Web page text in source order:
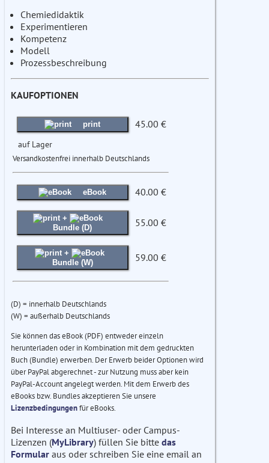
Chemiedidaktik
Experimentieren
Kompetenz
Modell
Prozessbeschreibung
KAUFOPTIONEN
print 45.00 €
auf Lager
Versandkostenfrei innerhalb Deutschlands
eBook 40.00 €
+
Bundle (D)
55.00 €
+
Bundle (W)
59.00 €
(D) = innerhalb Deutschlands
(W) = außerhalb Deutschlands
Sie können das eBook (PDF) entweder einzeln
herunterladen oder in Kombination mit dem gedruckten
Buch (Bundle) erwerben. Der Erwerb beider Optionen wird
über PayPal abgerechnet - zur Nutzung muss aber kein
PayPal-Account angelegt werden. Mit dem Erwerb des
eBooks bzw. Bundles akzeptieren Sie unsere
Lizenzbedingungenfür eBooks.
Bei Interesse an Multiuser- oder Campus-
Lizenzen (MyLibrary) füllen Sie bitte das
Formular aus oder schreiben Sie eine email an